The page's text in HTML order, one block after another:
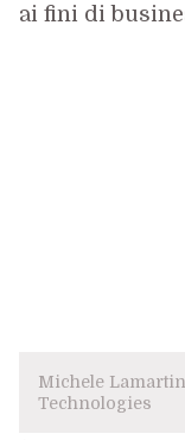
ai fini di
Michele
Technologies